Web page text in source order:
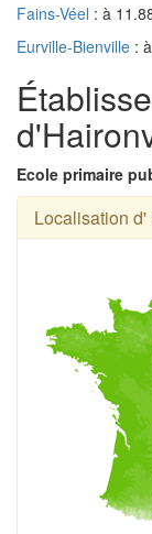
Fains-Véel : à
Eurville-Bienville :
Ecole primaire
Localisation